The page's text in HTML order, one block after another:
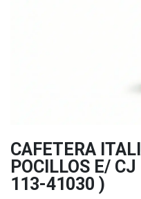
CAFETERA
POCILLOS E/
113-41030 )